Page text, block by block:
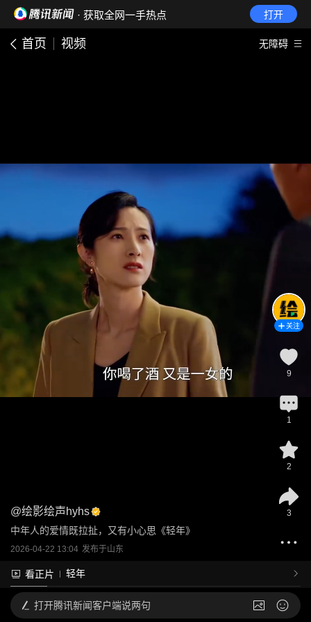
· 获取全网一手热点 打开
首页 视频 无障碍
@绘影绘声hyhs
中年人的爱情既拉扯，又有小心思《轻年》
2026-04-22 13:04 发布于山东
看正片 轻年
关注
9
1
2
3
打开腾讯新闻客户端说两句